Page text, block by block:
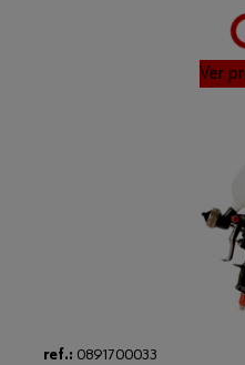
Loading...
Ver
ref.: 0891700033